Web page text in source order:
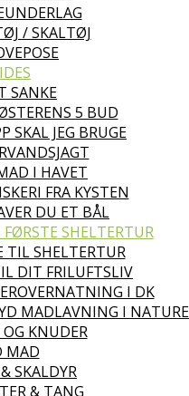
/ SKALTØJ
SANKE
5 BUD
SKAL JEG BRUGE
I HAVET
FRA KYSTEN
DU ET BÅL
SHELTERTUR
TIL SHELTERTUR
DIT FRILUFTSLIV
I DK
MADLAVNING I
KNUDER
MAD
SKALDYR
& TANG